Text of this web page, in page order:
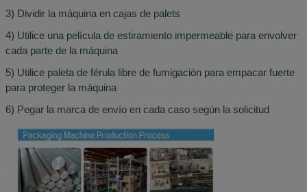
3) Dividir la máquina en cajas de palets
4) Utilice una película de estiramiento impermeable para envolver
cada parte de la máquina
5) Utilice paleta de férula libre de fumigación para empacar fuerte
para proteger la máquina
6) Pegar la marca de envío en cada caso según la solicitud